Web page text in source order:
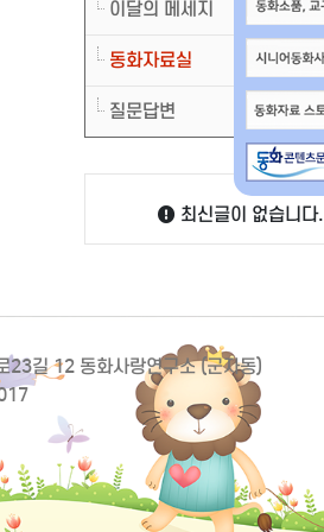
이달의 메세지
동화자료실
질문답변
최신글이 없습니다.
23길 12 동화사랑연구소 (군자동)